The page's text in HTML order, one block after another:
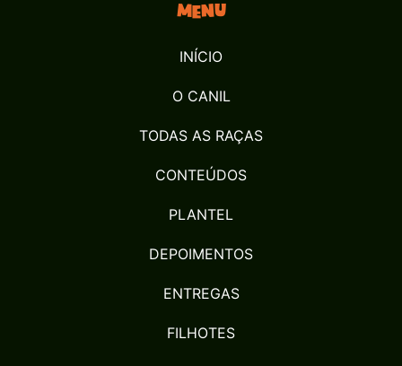
Menu
INÍCIO
O CANIL
TODAS AS RAÇAS
CONTEÚDOS
PLANTEL
DEPOIMENTOS
ENTREGAS
FILHOTES